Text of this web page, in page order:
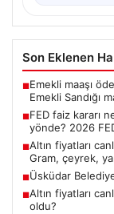
Son Eklenen
■Emekli maaşı
Emekli Sandığı
■FED faiz kararı
yönde? 2026
■Altın fiyatları
Gram, çeyrek,
■Üsküdar
■Altın fiyatları
oldu?